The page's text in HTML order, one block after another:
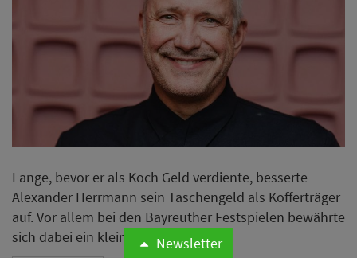
Lange, bevor er als Koch Geld verdiente, besserte
Alexander Herrmann sein Taschengeld als Kofferträger
auf. Vor allem bei den Bayreuther Festspielen bewährte
sich dabei ein kleiner Kniff.Newsletter